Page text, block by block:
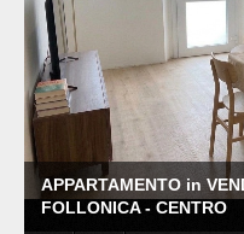
APPARTAMENTO in
FOLLONICA - CENTRO